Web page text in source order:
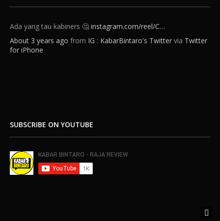
Ada yang tau kabiners 🤔instagram.com/reel/C…
About 3 years ago from IG : KabarBintaro's Twitter via Twitter
for iPhone
SUBSCRIBE ON YOUTUBE